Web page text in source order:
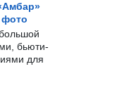
фото
бьюти-
для